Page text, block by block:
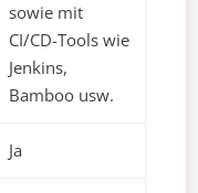
sowie mit
CI/CD-Tools wie
Jenkins,
Bamboo usw.
Ja